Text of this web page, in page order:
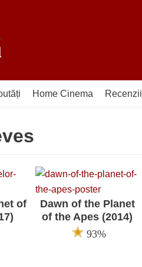
Home Cinema Recenzii
of
Dawn of the Planet
of the Apes (2014)
93%